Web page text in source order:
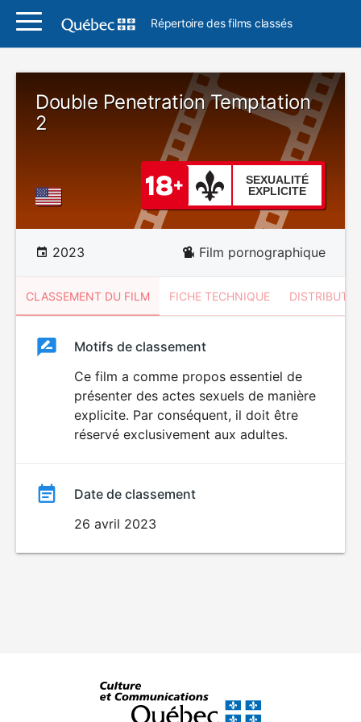
Répertoire des films classés
Double Penetration Temptation
2
SEXUALITÉ
EXPLICITE
2023 Film pornographique
CLASSEMENT DU FILM FICHE TECHNIQUE
ClassementClassement
SEXUALITÉ
EXPLICITE
Motifs de classement
Ce film a comme propos essentiel de
présenter des actes sexuels de manière
explicite. Par conséquent, il doit être
réservé exclusivement aux adultes.
Date de classement
26 avril 2023